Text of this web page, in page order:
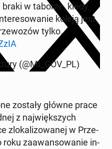
w taborze, kiedy
koleją jest
tylko…
(@MI_GOV_PL)
zostały główne prace
z naj­więk­szych
zlo­ka­li­zo­wa­nej w Prze­
roku za­awan­so­wa­nie in­